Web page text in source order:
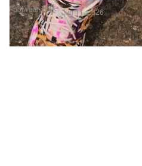
Footwear 球鞋 Jun 11, 2026